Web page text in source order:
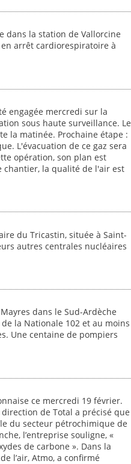
dans la station de Vallorcine
arrêt cardiorespiratoire à
engagée mercredi sur la
sous haute surveillance. Le
la matinée. Prochaine étape :
L'évacuation de ce gaz sera
opération, son plan est
chantier, la qualité de l'air est
du Tricastin, située à Saint-
autres centrales nucléaires
dans le Sud-Ardèche
la Nationale 102 et au moins
Une centaine de pompiers
ce mercredi 19 février.
de Total a précisé que
du secteur pétrochimique de
l’entreprise souligne, «
de carbone ». Dans la
l’air, Atmo, a confirmé